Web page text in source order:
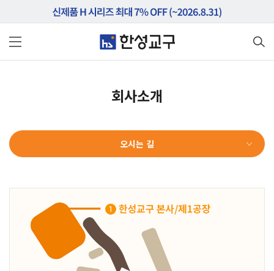
회사소개
오시는 길